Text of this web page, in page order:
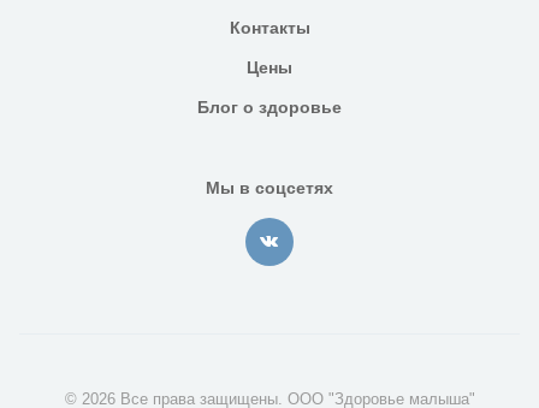
Контакты
Цены
Блог о здоровье
Мы в соцсетях
© 2026 Все права защищены. ООО "Здоровье малыша"